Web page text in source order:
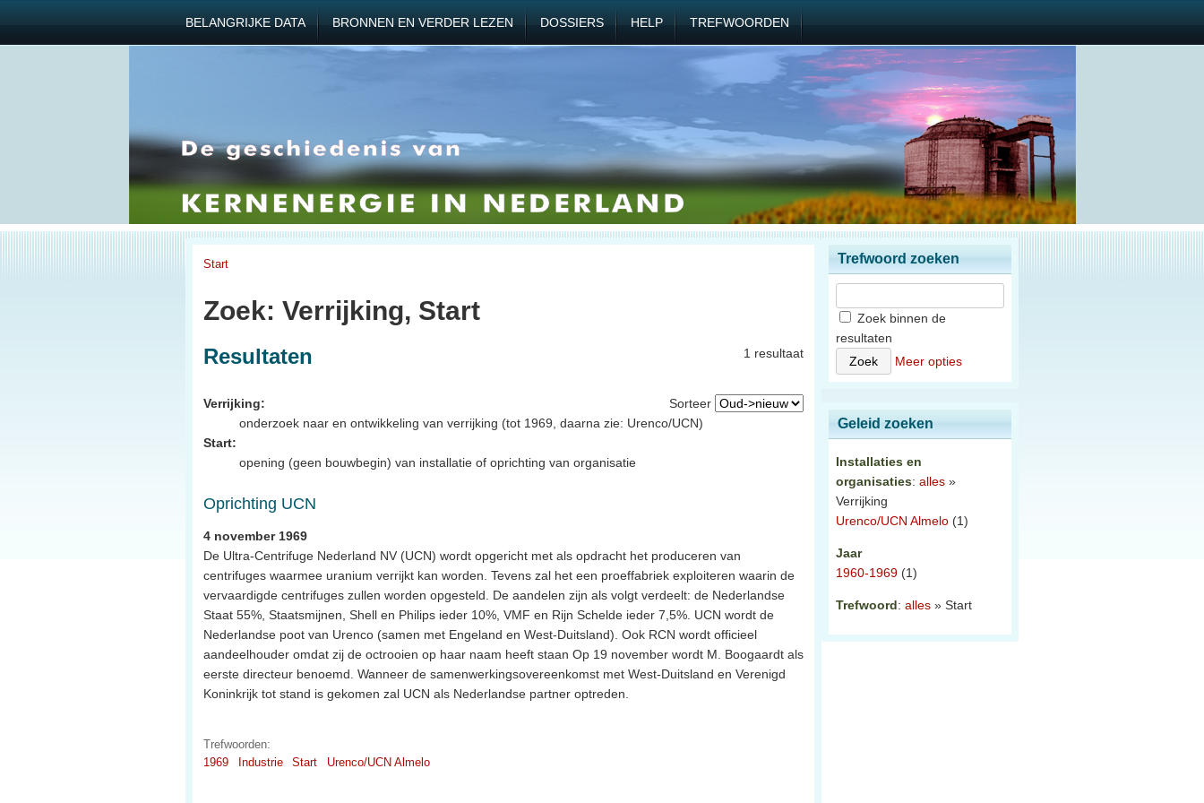
BELANGRIJKE DATA BRONNEN EN VERDER LEZEN DOSSIERS HELP TREFWOORDEN
Start
Zoek: Verrijking, Start
1 resultaat
Resultaten
Sorteer
Verrijking:
onderzoek naar en ontwikkeling van verrijking (tot 1969, daarna zie: Urenco/UCN)
Start:
opening (geen bouwbegin) van installatie of oprichting van organisatie
Oprichting UCN
4 november 1969
De Ultra-Centrifuge Nederland NV (UCN) wordt opgericht met als opdracht het produceren van
centrifuges waarmee uranium verrijkt kan worden. Tevens zal het een proeffabriek exploiteren waarin de
vervaardigde centrifuges zullen worden opgesteld. De aandelen zijn als volgt verdeelt: de Nederlandse
Staat 55%, Staatsmijnen, Shell en Philips ieder 10%, VMF en Rijn Schelde ieder 7,5%. UCN wordt de
Nederlandse poot van Urenco (samen met Engeland en West-Duitsland). Ook RCN wordt officieel
aandeelhouder omdat zij de octrooien op haar naam heeft staan Op 19 november wordt M. Boogaardt als
eerste directeur benoemd. Wanneer de samenwerkingsovereenkomst met West-Duitsland en Verenigd
Koninkrijk tot stand is gekomen zal UCN als Nederlandse partner optreden.
Trefwoorden:
1969
Industrie Start Urenco/UCN Almelo
Trefwoord zoeken
Zoek binnen de
resultaten
Meer opties
Geleid zoeken
Installaties en
organisaties: alles »
Verrijking
Urenco/UCN Almelo (1)
Jaar
1960-1969 (1)
Trefwoord: alles » Start